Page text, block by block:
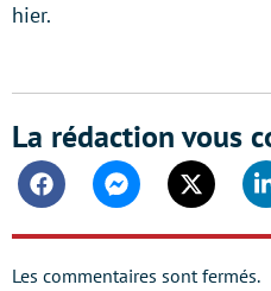
hier.
La rédaction vous
FacebookMessengerTwitter
Les commentaires sont fermés.